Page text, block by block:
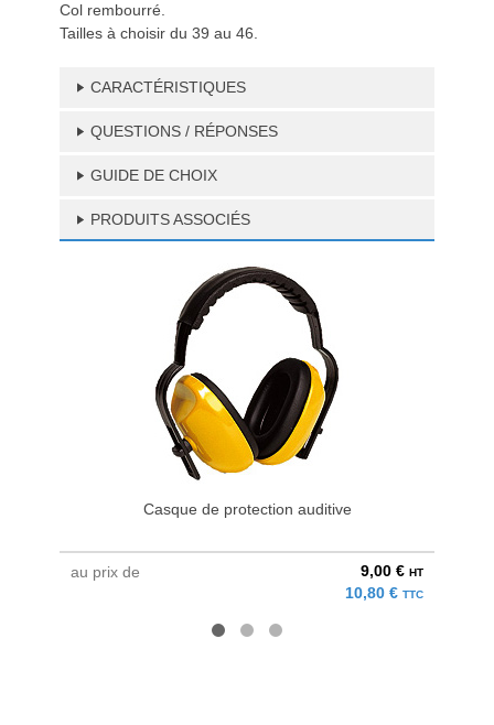
Col rembourré.
Tailles à choisir du 39 au 46.
CARACTÉRISTIQUES
QUESTIONS / RÉPONSES
GUIDE DE CHOIX
PRODUITS ASSOCIÉS
Casque de protection auditive
au prix de 9,00 € HT
10,80 € TTC